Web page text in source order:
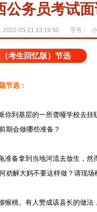
公务员考试面
2022-03-21 13:19:50 字号： 小
考生回忆版）节选
节选：
基层的一所聋哑学校去挂
期会做哪些准备？
备拿到当地河流去放生，然
劝解大妈不要这样做？请现场
桃。有人赞成该县长的做法